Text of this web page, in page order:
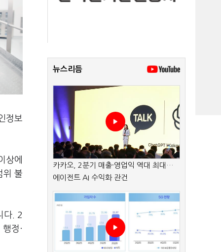
정보
상에
위 불
다. 2
정·
뉴스리듬
카카오, 2분기 매출·영업익 역대 최대…
에이전트 AI 수익화 관건